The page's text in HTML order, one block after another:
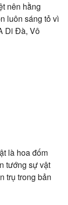
nên hằng
luôn sáng tỏ vì
Di Đà, Vô
là hoa đốm
tướng sự vật
trụ trong bản